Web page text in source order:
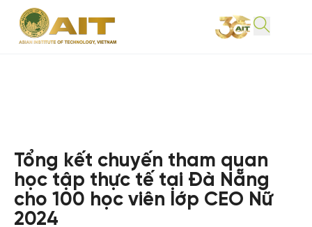
Tổng kết chuyến tham quan
học tập thực tế tại Đà Nẵng
cho 100 học viên lớp CEO Nữ
2024